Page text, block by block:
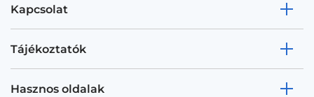
Kapcsolat
Tájékoztatók
Hasznos oldalak